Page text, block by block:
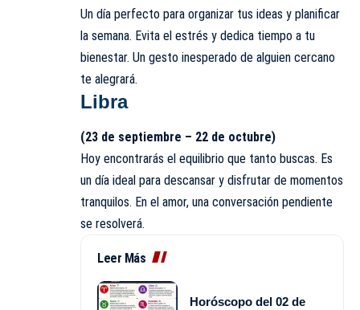
Un día perfecto para organizar tus ideas y planificar
la semana. Evita el estrés y dedica tiempo a tu
bienestar. Un gesto inesperado de alguien cercano
te alegrará.
Libra
(23 de septiembre – 22 de octubre)
Hoy encontrarás el equilibrio que tanto buscas. Es
un día ideal para descansar y disfrutar de momentos
tranquilos. En el amor, una conversación pendiente
se resolverá.
Leer Más
Horóscopo del 02 de